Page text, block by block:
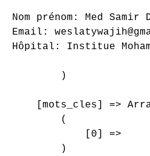
Nom prénom: Med Samir
Email:
Hôpital: Institue
        )
[mots_cles] =>
        (
            [0] =>
        )